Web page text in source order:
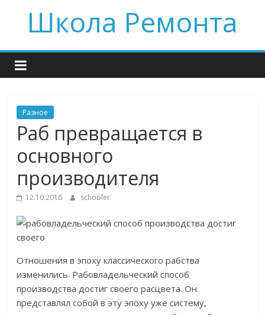
contentШкола Ремонта
Разное
Раб превращается в
основного
производителя
12.10.2016 schooler
Отношения в эпоху классического рабства
изменились. Рабовладельческий способ
производства достиг своего расцвета. Он.
представлял собой в эту эпоху уже систему,